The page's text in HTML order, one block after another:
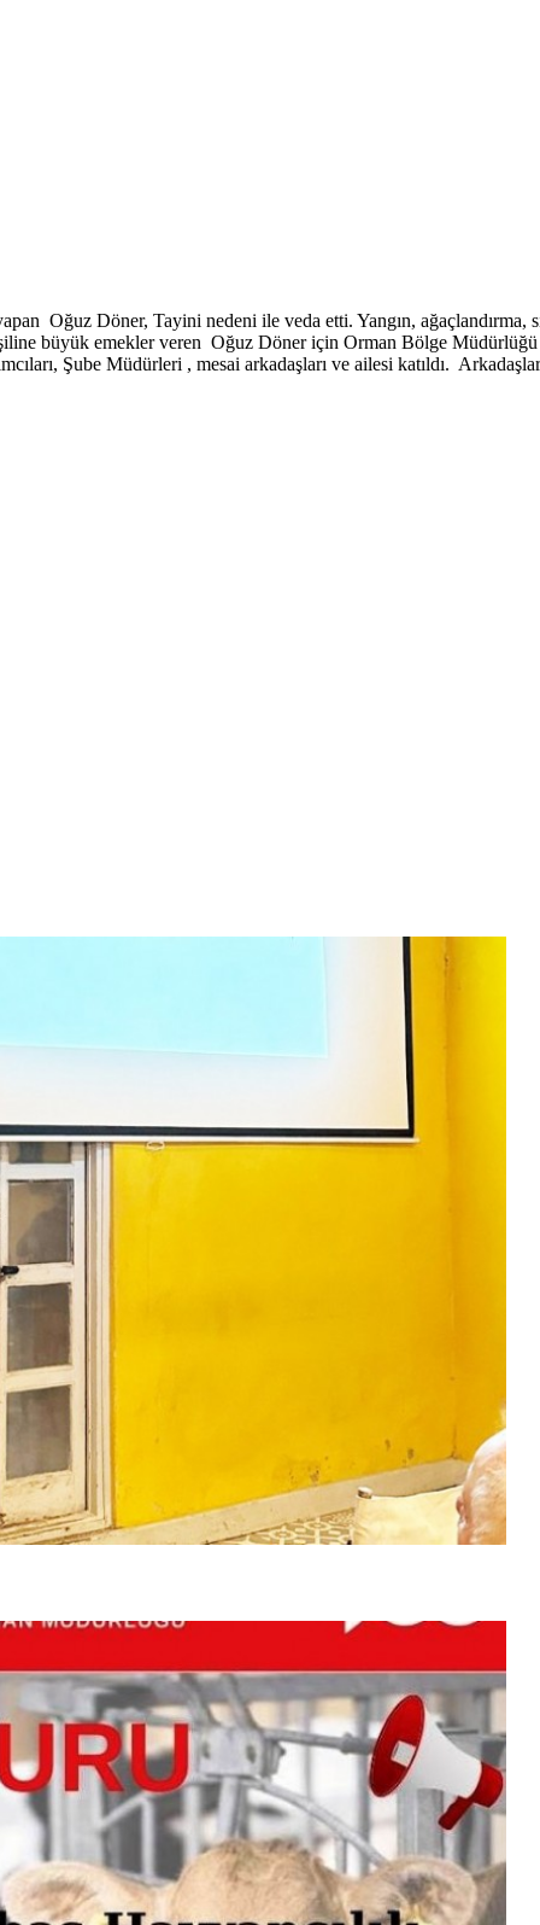
Oğuz Döner, Tayini nedeni ile veda etti. Yangın,
büyük emekler veren Oğuz Döner için Orman Bölge
Şube Müdürleri , mesai arkadaşları ve ailesi katıldı.